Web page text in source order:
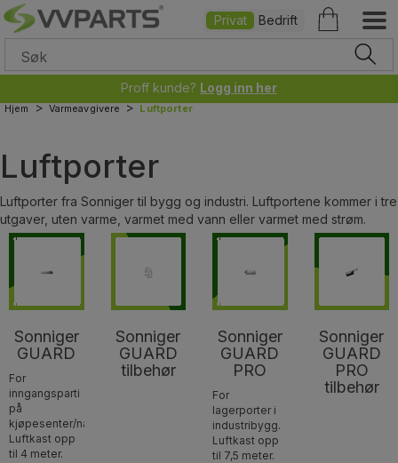
Proff kunde? Logg inn her
Privat Bedrift
Hjem>Varmeavgivere>Luftporter
Luftporter
Luftporter fra Sonniger til bygg og industri. Luftportene kommer i tre
utgaver, uten varme, varmet med vann eller varmet med strøm.
Sonniger
GUARD
For
inngangsparti
på
kjøpesenter/næringsbygg.
Luftkast opp
til 4 meter.
Sonniger
GUARD
tilbehør
Sonniger
GUARD
PRO
For
lagerporter i
industribygg.
Luftkast opp
til 7,5 meter.
Sonniger
GUARD
PRO
tilbehør